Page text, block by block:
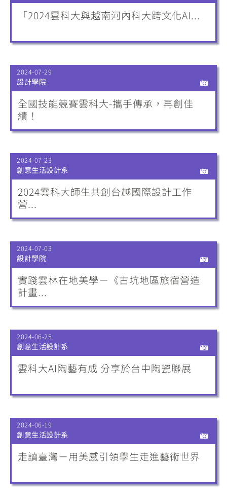
「2024雲科大與越南河內科大跨文化AI...
2024-07-29
設計學院
全國技能競賽雲科大-攜手傳承，再創佳
績！
2024-07-23
創意生活設計系
2024雲科大師生共創台越國際設計工作
營...
2024-07-03
設計學院
實踐雲林在地美學－《古坑地區旅宿營造
計畫...
2024-06-25
創意生活設計系
雲科大AI陶藝有成 分享於台中陶瓷聯展
2024-06-19
創意生活設計系
走讀臺灣－用美感引領學生走進藝術世界